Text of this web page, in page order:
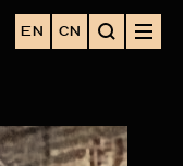
EN CN